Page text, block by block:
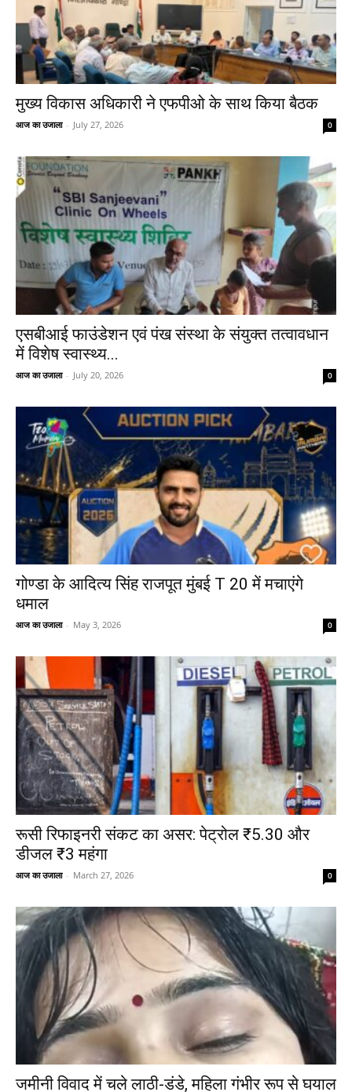
मुख्य विकास अधिकारी ने एफपीओ के साथ किया बैठक
आज का उजाला - July 27, 2026 0
एसबीआई फाउंडेशन एवं पंख संस्था के संयुक्त तत्वावधान
में विशेष स्वास्थ्य...
आज का उजाला - July 20, 2026 0
गोण्डा के आदित्य सिंह राजपूत मुंबई T 20 में मचाएंगे
धमाल
आज का उजाला - May 3, 2026 0
रूसी रिफाइनरी संकट का असर: पेट्रोल ₹5.30 और
डीजल ₹3 महंगा
आज का उजाला - March 27, 2026 0
जमीनी विवाद में चले लाठी-डंडे, महिला गंभीर रूप से घयाल